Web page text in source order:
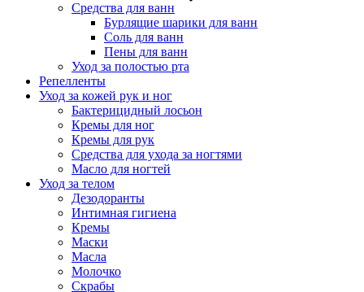
Средства для ванн
Бурлящие шарики для ванн
Соль для ванн
Пены для ванн
Уход за полостью рта
Репелленты
Уход за кожей рук и ног
Бактерицидный лосьон
Кремы для ног
Кремы для рук
Средства для ухода за ногтями
Масло для ногтей
Уход за телом
Дезодоранты
Интимная гигиена
Кремы
Маски
Масла
Молочко
Скрабы